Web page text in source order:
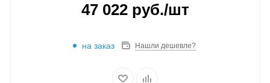
47 022руб./шт
на заказ Нашли дешевле?